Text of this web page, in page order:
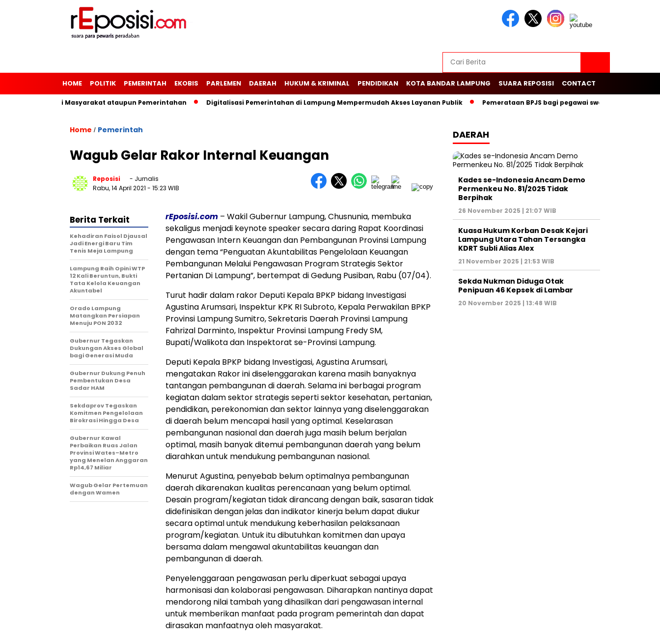
HOME POLITIK PEMERINTAH EKOBIS PARLEMEN DAERAH HUKUM & KRIMINAL PENDIDIKAN KOTA BANDAR LAMPUNG SUARA REPOSISI CONTACT
Bagi Masyarakat ataupun Pemerintahan Digitalisasi Pemerintahan di Lampung Mempermudah Akses Layanan Publik Pemerataan BPJS bagi pegawai swasta dalam
Home / Pemerintah
Wagub Gelar Rakor Internal Keuangan
Reposisi
- Jurnalis
Rabu, 14 April 2021 - 15:23 WIB
rEposisi.com – Wakil Gubernur Lampung, Chusnunia, membuka
sekaligus menjadi keynote speaker secara daring Rapat Koordinasi
Pengawasan Intern Keuangan dan Pembangunan Provinsi Lampung
dengan tema “Penguatan Akuntabilitas Pengelolaan Keuangan
Pembangunan Melalui Pengawasan Program Strategis Sektor
Pertanian Di Lampung”, bertempat di Gedung Pusiban, Rabu (07/04).
Turut hadir dalam rakor Deputi Kepala BPKP bidang Investigasi
Agustina Arumsari, Inspektur KPK RI Subroto, Kepala Perwakilan BPKP
Provinsi Lampung Sumitro, Sekretaris Daerah Provinsi Lampung
Fahrizal Darminto, Inspektur Provinsi Lampung Fredy SM,
Bupati/Walikota dan Inspektorat se-Provinsi Lampung.
Deputi Kepala BPKP bidang Investigasi, Agustina Arumsari,
mengatakan Rakor ini diselenggarakan karena masih banyaknya
tantangan pembangunan di daerah. Selama ini berbagai program
kegiatan dalam sektor strategis seperti sektor kesehatan, pertanian,
pendidikan, perekonomian dan sektor lainnya yang diselenggarakan
di daerah belum mencapai hasil yang optimal. Keselarasan
pembangunan nasional dan daerah juga masih belum berjalan
optimal, masih banyak ditemui pembangunan daerah yang belum
diarahkan untuk mendukung pembangunan nasional.
Menurut Agustina, penyebab belum optimalnya pembangunan
daerah dikarenakan kualitas perencanaan yang belum optimal.
Desain program/kegiatan tidak dirancang dengan baik, sasaran tidak
didefinisikan dengan jelas dan indikator kinerja belum dapat diukur
secara optimal untuk mendukung keberhasilan pelaksanaan
program/kegiatan. Untuk itu dibutuhkan komitmen dan upaya
bersama dalam mengawal akuntabilitas keuangan dan
pembangunan di daerah.
Penyelenggaraan pengawasan perlu diperkuat sebagai upaya
harmonisasi dan kolaborasi pengawasan. Diharapkan nantinya dapat
mendorong nilai tambah yang dihasilkan dari pengawasan internal
untuk memberikan manfaat pada program pemerintah dan dapat
dirasakan manfaatnya oleh masyarakat.
Berita Terkait
Kehadiran Faisol Djausal
Jadi Energi Baru Tim
Tenis Meja Lampung
Lampung Raih Opini WTP
12 Kali Beruntun, Bukti
Tata Kelola Keuangan
Akuntabel
Orado Lampung
Matangkan Persiapan
Menuju PON 2032
Gubernur Tegaskan
Dukungan Akses Global
bagi Generasi Muda
Gubernur Dukung Penuh
Pembentukan Desa
Sadar HAM
Sekdaprov Tegaskan
Komitmen Pengelolaan
Birokrasi Hingga Desa
Gubernur Kawal
Perbaikan Ruas Jalan
Provinsi Wates–Metro
yang Menelan Anggaran
Rp14,67 Miliar
Wagub Gelar Pertemuan
dengan Wamen
DAERAH
Kades se-Indonesia Ancam Demo
Permenkeu No. 81/2025 Tidak
Berpihak
26 November 2025 | 21:07 WIB
Kuasa Hukum Korban Desak Kejari
Lampung Utara Tahan Tersangka
KDRT Subli Alias Alex
21 November 2025 | 21:53 WIB
Sekda Nukman Diduga Otak
Penipuan 46 Kepsek di Lambar
20 November 2025 | 13:48 WIB